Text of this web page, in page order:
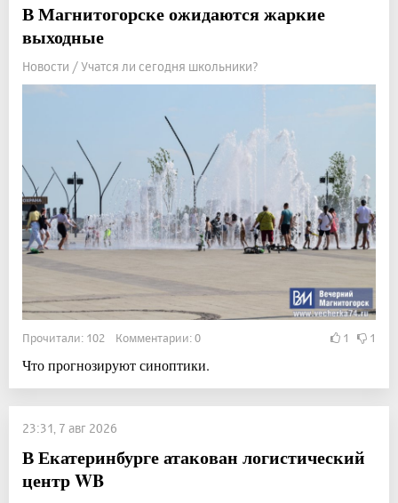
В Магнитогорске ожидаются жаркие
выходные
Новости / Учатся ли сегодня школьники?
Прочитали: 102 Комментарии: 0 1 1
Что прогнозируют синоптики.
23:31, 7 авг 2026
В Екатеринбурге атакован логистический
центр WB